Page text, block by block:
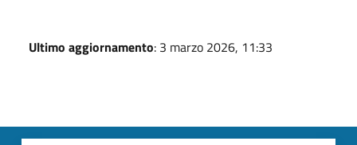
Ultimo aggiornamento: 3 marzo 2026, 11:33